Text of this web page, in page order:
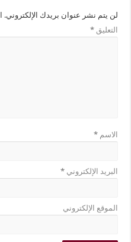
لن يتم نشر عنوان بريدك الإلكتروني.
التعليق*
الاسم*
البريد الإلكتروني*
الموقع الإلكتروني